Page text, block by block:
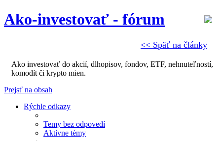
<< Späť na články
Ako-investovať - fórum
Ako investovať do akcií, dlhopisov, fondov, ETF, nehnuteľností,
komodít či krypto mien.
Prejsť na obsah
Rýchle odkazy
Temy bez odpovedí
Aktívne témy